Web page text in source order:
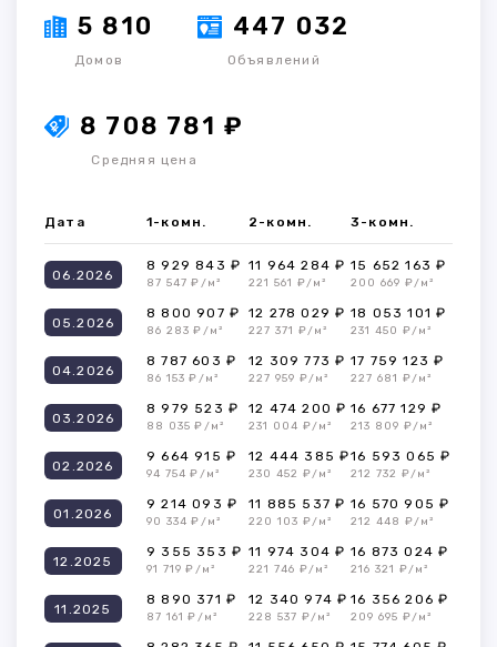
5 810
Домов
447 032
Объявлений
8 708 781 ₽
Средняя цена
Дата 1-комн. 2-комн. 3-комн.
06.2026
8 929 843 ₽
87 547 ₽/м²
11 964 284 ₽
221 561 ₽/м²
15 652 163 ₽
200 669 ₽/м²
05.2026
8 800 907 ₽
86 283 ₽/м²
12 278 029 ₽
227 371 ₽/м²
18 053 101 ₽
231 450 ₽/м²
04.2026
8 787 603 ₽
86 153 ₽/м²
12 309 773 ₽
227 959 ₽/м²
17 759 123 ₽
227 681 ₽/м²
03.2026
8 979 523 ₽
88 035 ₽/м²
12 474 200 ₽
231 004 ₽/м²
16 677 129 ₽
213 809 ₽/м²
02.2026
9 664 915 ₽
94 754 ₽/м²
12 444 385 ₽
230 452 ₽/м²
16 593 065 ₽
212 732 ₽/м²
01.2026
9 214 093 ₽
90 334 ₽/м²
11 885 537 ₽
220 103 ₽/м²
16 570 905 ₽
212 448 ₽/м²
12.2025
9 355 353 ₽
91 719 ₽/м²
11 974 304 ₽
221 746 ₽/м²
16 873 024 ₽
216 321 ₽/м²
11.2025
8 890 371 ₽
87 161 ₽/м²
12 340 974 ₽
228 537 ₽/м²
16 356 206 ₽
209 695 ₽/м²